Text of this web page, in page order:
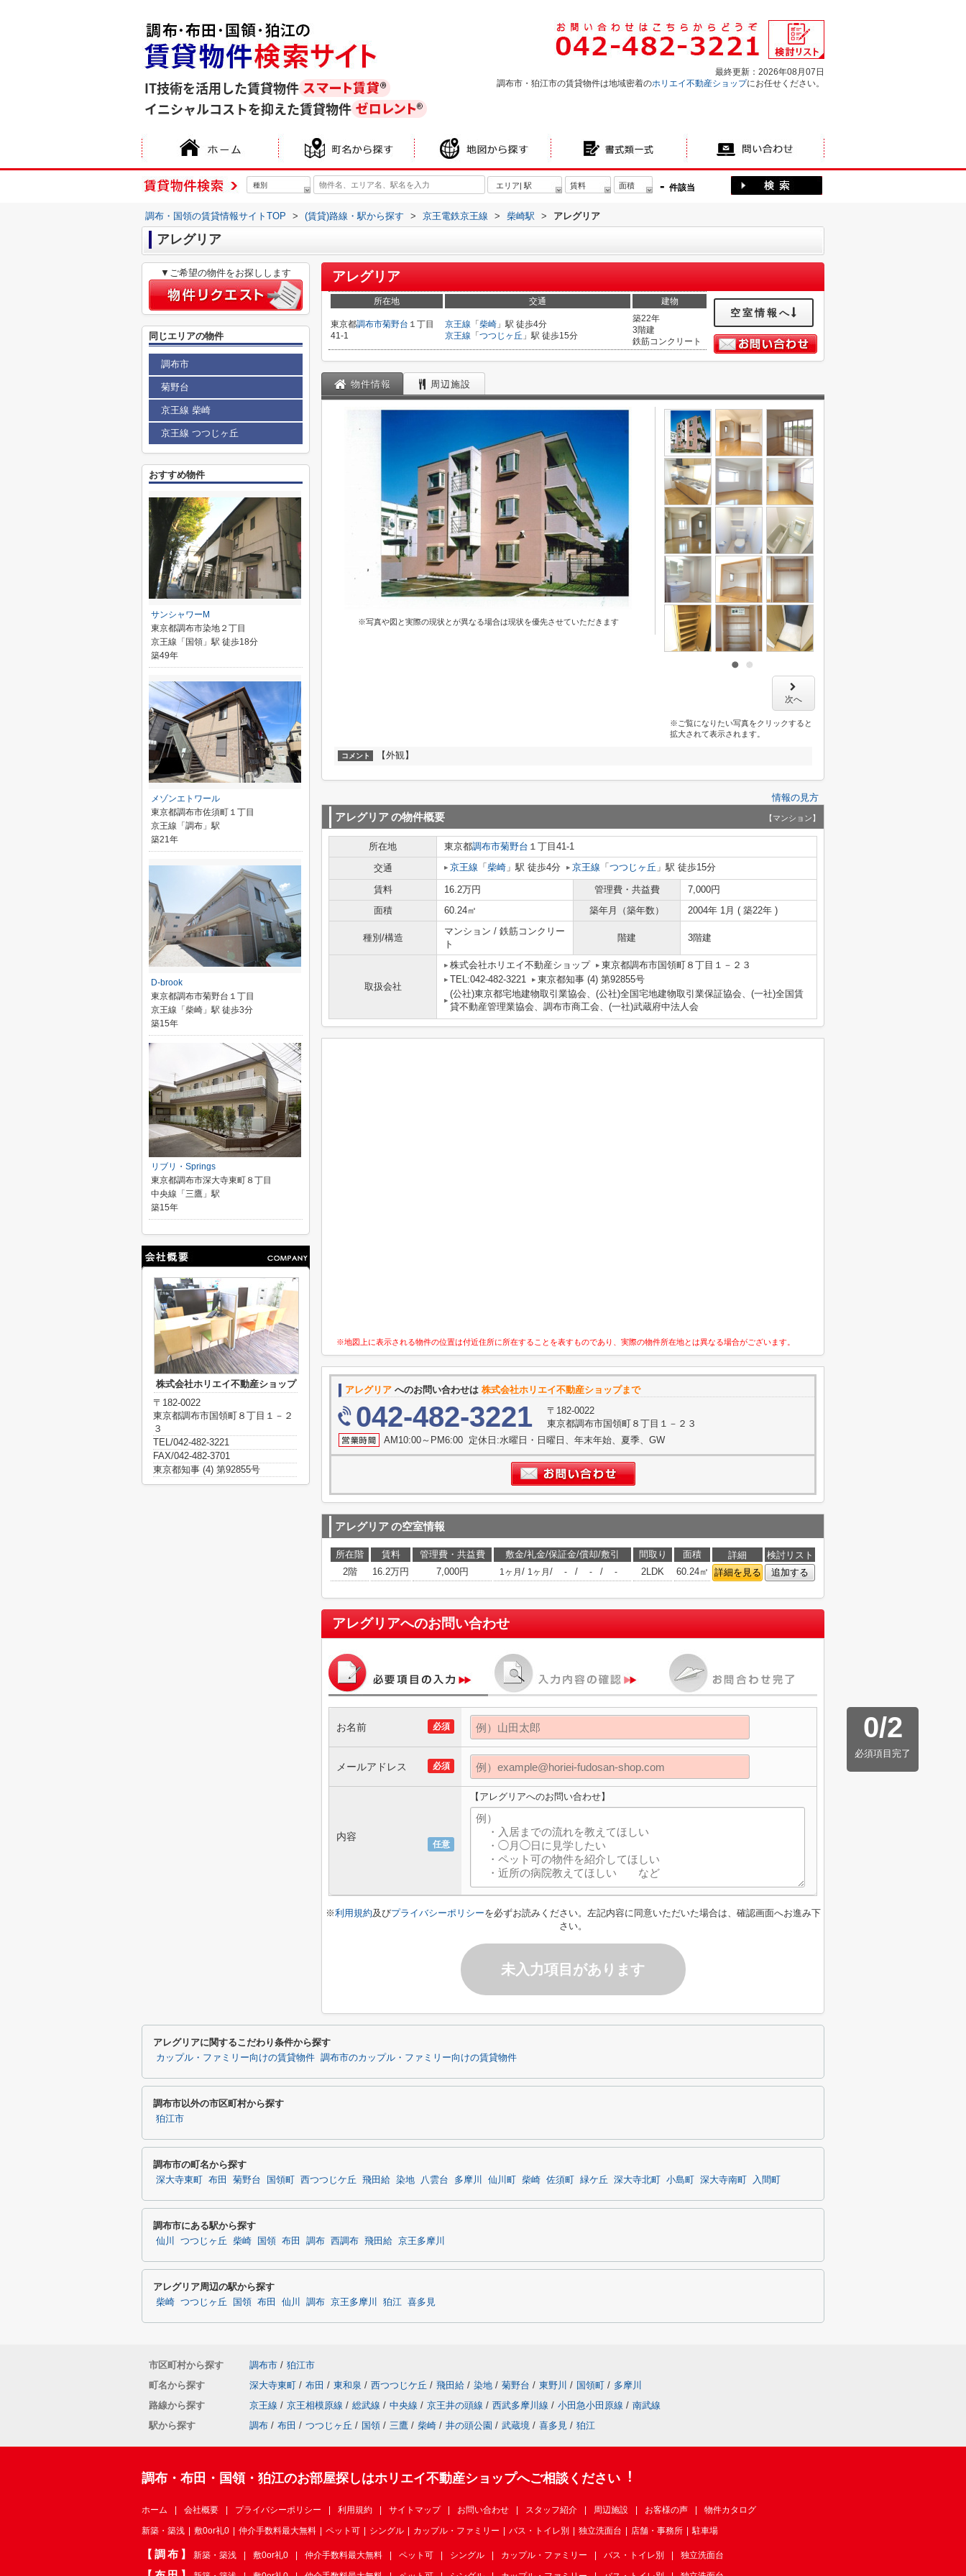
IT技術を活用した賃貸物件
イニシャルコストを抑えた賃貸物件
最終更新：2026年08月07日
調布市・狛江市の賃貸物件は地域密着のホリエイ不動産ショップにお任せください。
種別 エリア| 駅 賃料 面積 - 件該当
調布・国領の賃貸情報サイトTOP > (賃貸)路線・駅から探す > 京王電鉄京王線 > 柴崎駅 > アレグリア
アレグリア
アレグリア
所在地 交通 建物
東京都調布市菊野台 １丁目
41-1
京王線 「 柴崎 」駅 徒歩4分
京王線 「 つつじヶ丘 」駅 徒歩15分
築22年
3階建
鉄筋コンクリート
空室情報へ
物件情報 周辺施設
※写真や図と実際の現状とが異なる場合は現状を優先させていただきます
次へ
※ご覧になりたい写真をクリックすると
拡大されて表示されます。
コメント 【外観】
情報の見方
アレグリアの物件概要 【マンション】
所在地 東京都調布市菊野台 １丁目41-1
交通
京王線 「 柴崎 」駅 徒歩4分 京王線 「 つつじヶ丘 」駅 徒歩15分
賃料 16.2万円 管理費・共益費
7,000円
面積
60.24㎡ 築年月（築年数） 2004年 1月 ( 築22年 )
種別/構造
マンション / 鉄筋コンクリー
ト
階建 3階建
取扱会社
株式会社ホリエイ不動産ショップ
東京都調布市国領町８丁目１－２３
TEL:042-482-3221
東京都知事 (4) 第92855号
(公社)東京都宅地建物取引業協会、(公社)全国宅地建物取引業保証協会、(一社)全国賃
貸不動産管理業協会、調布市商工会、(一社)武蔵府中法人会
※地図上に表示される物件の位置は付近住所に所在することを表すものであり、実際の物件所在地とは異なる場合がございます。
アレグリア へのお問い合わせは 株式会社ホリエイ不動産ショップまで
042-482-3221
〒182-0022
東京都調布市国領町８丁目１－２３
AM10:00～PM6:00 定休日:水曜日・日曜日、年末年始、夏季、GW
アレグリアの空室情報
所在階 賃料 管理費・共益費 敷金/礼金/保証金/償却/敷引 間取り 面積 詳細
検討リスト
2階
16.2万円 7,000円 1ヶ月 / 1ヶ月 / - / - / - 2LDK 60.24㎡ 詳細を見る 追加する
アレグリアへのお問い合わせ
0/2
必須項目完了
必須
お名前
必須
メールアドレス
任意
内容
【アレグリアへのお問い合わせ】
※利用規約及びプライバシーポリシーを必ずお読みください。左記内容に同意いただいた場合は、確認画面へお進み下
さい。
未入力項目があります
▼ご希望の物件をお探しします
同じエリアの物件
調布市
菊野台
京王線 柴崎
京王線 つつじヶ丘
おすすめ物件
サンシャワーM
東京都調布市染地２丁目
京王線「国領」駅 徒歩18分
築49年
メゾンエトワール
東京都調布市佐須町１丁目
京王線「調布」駅
築21年
D-brook
東京都調布市菊野台１丁目
京王線「柴崎」駅 徒歩3分
築15年
リブリ・Springs
東京都調布市深大寺東町８丁目
中央線「三鷹」駅
築15年
株式会社ホリエイ不動産ショップ
〒182-0022
東京都調布市国領町８丁目１－２
３
TEL/042-482-3221
FAX/042-482-3701
東京都知事 (4) 第92855号
アレグリアに関するこだわり条件から探す
カップル・ファミリー向けの賃貸物件 調布市のカップル・ファミリー向けの賃貸物件
調布市以外の市区町村から探す
狛江市
調布市の町名から探す
深大寺東町 布田 菊野台 国領町 西つつじケ丘 飛田給 染地 八雲台 多摩川 仙川町 柴崎 佐須町 緑ケ丘 深大寺北町 小島町 深大寺南町 入間町
調布市にある駅から探す
仙川 つつじヶ丘 柴崎 国領 布田 調布 西調布 飛田給 京王多摩川
アレグリア周辺の駅から探す
柴崎 つつじヶ丘 国領 布田 仙川 調布 京王多摩川 狛江 喜多見
市区町村から探す 調布市 / 狛江市
町名から探す
深大寺東町 / 布田 / 東和泉 / 西つつじケ丘 / 飛田給 / 染地 / 菊野台 / 東野川 / 国領町 / 多摩川
路線から探す
京王線 / 京王相模原線 / 総武線 / 中央線 / 京王井の頭線 / 西武多摩川線 / 小田急小田原線 / 南武線
駅から探す
調布 / 布田 / つつじヶ丘 / 国領 / 三鷹 / 柴崎 / 井の頭公園 / 武蔵境 / 喜多見 / 狛江
調布・布田・国領・狛江のお部屋探しはホリエイ不動産ショップへご相談ください︕
ホーム 会社概要 プライバシーポリシー 利用規約 サイトマップ お問い合わせ スタッフ紹介 周辺施設 お客様の声 物件カタログ
新築・築浅 敷0or礼0 仲介手数料最大無料 ペット可 シングル カップル・ファミリー バス・トイレ別 独立洗面台 店舗・事務所 駐車場
【調布】 新築・築浅 敷0or礼0 仲介手数料最大無料 ペット可 シングル カップル・ファミリー バス・トイレ別 独立洗面台